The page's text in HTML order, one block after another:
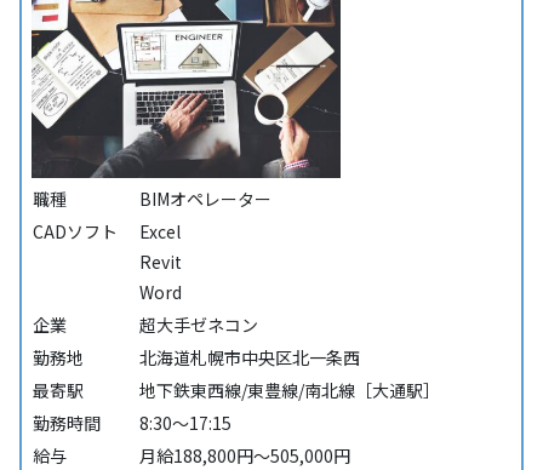
職種
BIMオペレーター
CADソフト
Excel
Revit
Word
企業
超大手ゼネコン
勤務地
北海道札幌市中央区北一条西
最寄駅
地下鉄東西線/東豊線/南北線［大通駅］
勤務時間
8:30～17:15
給与
月給188,800円～505,000円